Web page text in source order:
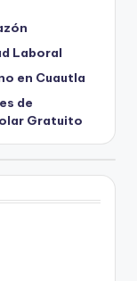
Laboral
en Cuautla
de
Gratuito